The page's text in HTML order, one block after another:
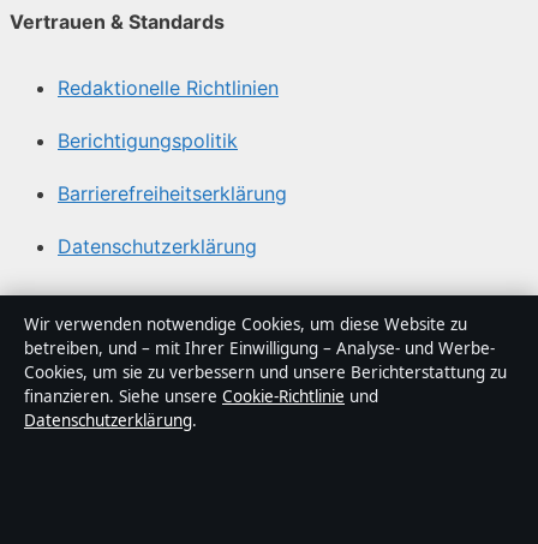
Vertrauen & Standards
Redaktionelle Richtlinien
Berichtigungspolitik
Barrierefreiheitserklärung
Datenschutzerklärung
Über Abendfokus in Kürze
Abendfokus ist ein unabhängiger digitaler
Nachrichtenanbieter mit Fokus auf Politik, Wirtschaft,
Technik und Gesellschaft in Deutschland. Jeder Artikel
Wir verwenden notwendige Cookies, um diese Website zu
betreiben, und – mit Ihrer Einwilligung – Analyse- und Werbe-
Cookies, um sie zu verbessern und unsere Berichterstattung zu
finanzieren. Siehe unsere Cookie-Richtlinie und
Datenschutzerklärung.